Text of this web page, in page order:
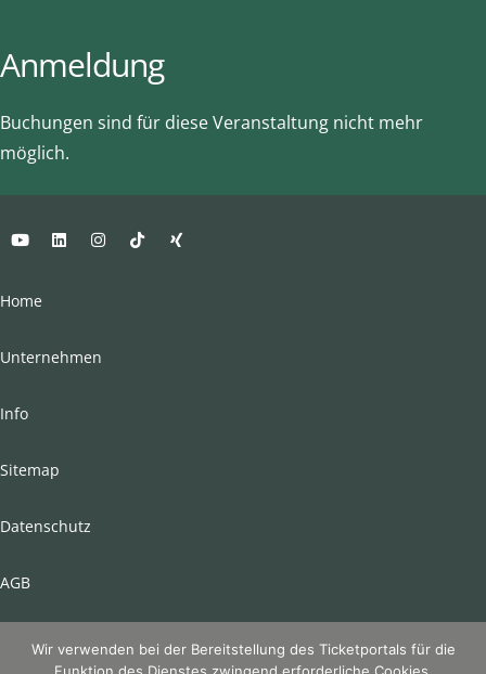
Anmeldung
Buchungen sind für diese Veranstaltung nicht mehr
möglich.
Home
Unternehmen
Info
Sitemap
Datenschutz
AGB
Impressum
Wir verwenden bei der Bereitstellung des Ticketportals für die